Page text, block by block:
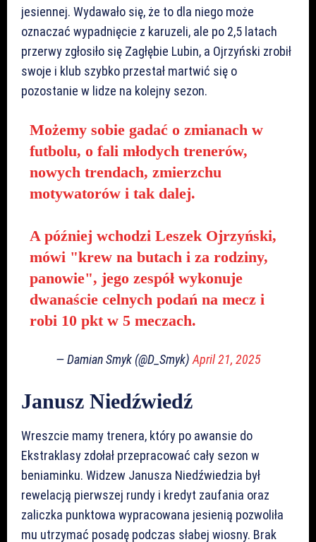
jesiennej. Wydawało się, że to dla niego może
oznaczać wypadnięcie z karuzeli, ale po 2,5 latach
przerwy zgłosiło się Zagłębie Lubin, a Ojrzyński zrobił
swoje i klub szybko przestał martwić się o
pozostanie w lidze na kolejny sezon.
Możemy sobie gadać o zmianach w
futbolu, o fali młodych trenerów,
nowych trendach, zmierzchu
motywatorów i tak dalej.
A później wchodzi Leszek Ojrzyński,
mówi "krew na butach i za rodziny,
panowie", jego zespół wykonuje
dwanaście celnych podań na mecz i
robi 10 pkt w 5 meczach.
— Damian Smyk (@D_Smyk) April 21, 2025
Janusz Niedźwiedź
Wreszcie mamy trenera, który po awansie do
Ekstraklasy zdołał przepracować cały sezon w
beniaminku. Widzew Janusza Niedźwiedzia był
rewelacją pierwszej rundy i kredyt zaufania oraz
zaliczka punktowa wypracowana jesienią pozwoliła
mu utrzymać posadę podczas słabej wiosny. Brak